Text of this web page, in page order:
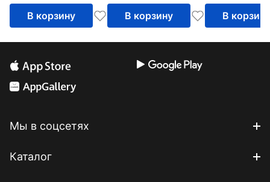
В корзину В корзину В корзину
Мы в соцсетях
Каталог